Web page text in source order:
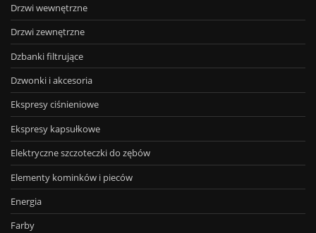
Drzwi wewnętrzne
Drzwi zewnętrzne
Dzbanki filtrujące
Dzwonki i akcesoria
Ekspresy ciśnieniowe
Ekspresy kapsułkowe
Elektryczne szczoteczki do zębów
Elementy kominków i pieców
Energia
Farby